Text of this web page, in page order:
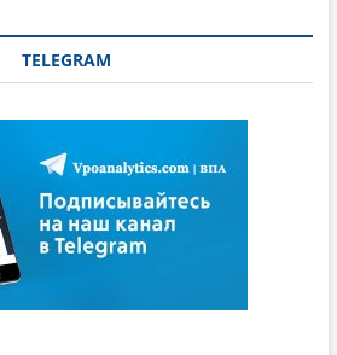
TELEGRAM